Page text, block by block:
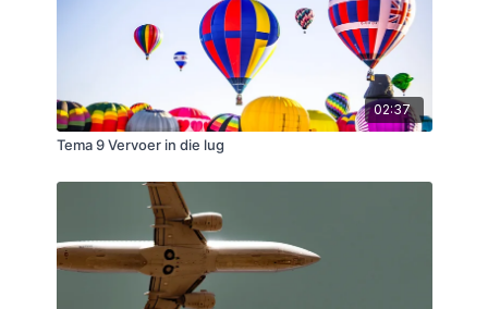
02:37
Tema 9 Vervoer in die lug